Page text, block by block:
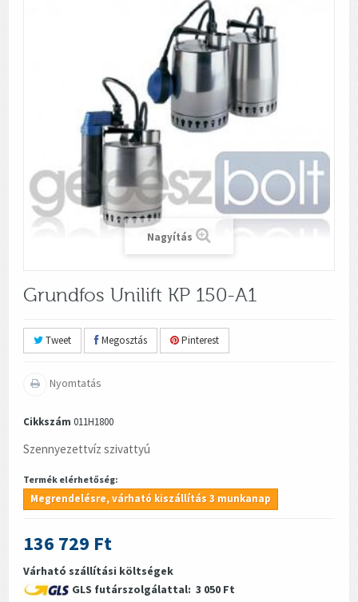
Nagyítás
Grundfos Unilift KP 150-A1
Tweet Megosztás Pinterest
Nyomtatás
Cikkszám 011H1800
Szennyezettvíz szivattyú
Termék elérhetőség:
Megrendelésre, várható kiszállítás 3 munkanap
136 729 Ft
Várható szállítási költségek
GLS futárszolgálattal: 3 050 Ft